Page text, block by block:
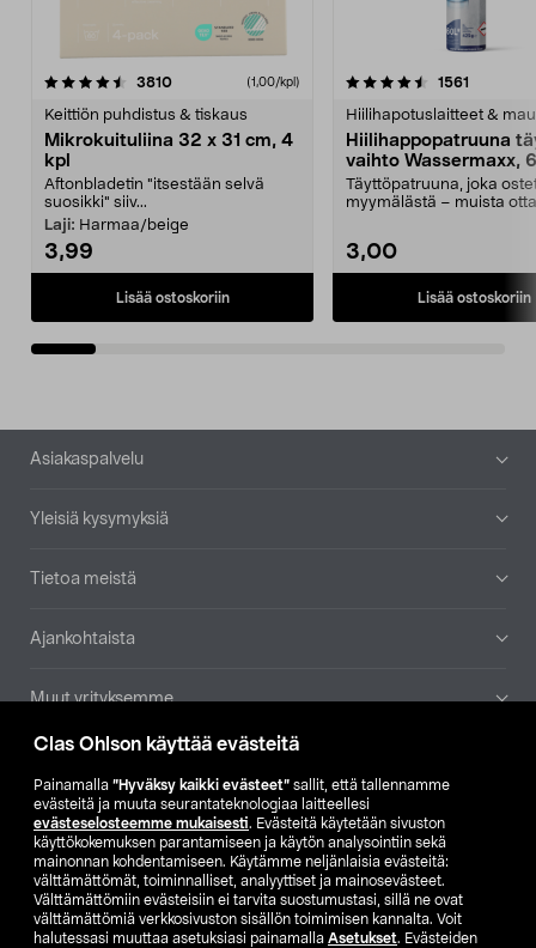
Clas Ohlson käyttää evästeitä
Painamalla ”Hyväksy kaikki evästeet” sallit, että tallennamme
evästeitä ja muuta seurantateknologiaa laitteellesi
evästeselosteemme mukaisesti. Evästeitä käytetään sivuston
käyttökokemuksen parantamiseen ja käytön analysointiin sekä
mainonnan kohdentamiseen. Käytämme neljänlaisia evästeitä:
välttämättömät, toiminnalliset, analyyttiset ja mainosevästeet.
Välttämättömiin evästeisiin ei tarvita suostumustasi, sillä ne ovat
välttämättömiä verkkosivuston sisällön toimimisen kannalta. Voit
halutessasi muuttaa asetuksiasi painamalla Asetukset. Evästeiden
3810arvostelut (1,00/kpl)
Keittiön puhdistus & tiskaus
Mikrokuituliina 32 x 31 cm, 4
kpl
Aftonbladetin "itsestään selvä
suosikki" siiv...
Laji: Harmaa/beige
3,99
Lisää ostoskoriin
4.5viidestä
1561
Hiilihapotuslaitteet &
Hiilihappopatruuna
vaihto Wassermaxx,
Täyttöpatruuna, joka
myymälästä – muista
3,00
Lisää ostoskoriin
4.5viidestä
Alatunniste
Asiakaspalvelu
Yleisiä kysymyksiä
Tietoa meistä
Ajankohtaista
Muut yrityksemme
Etsi myymälä
SE NO FI
FI SV